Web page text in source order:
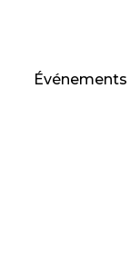
Événements